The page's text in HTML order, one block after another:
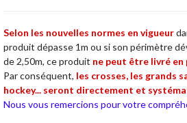
Selon les nouvelles normes en vigueur
produit dépasse 1m ou si son périmètre
de 2,50m, ce produit ne peut être livré en
Par conséquent, les crosses, les grands
hockey... seront directement et
Nous vous remercions pour votre